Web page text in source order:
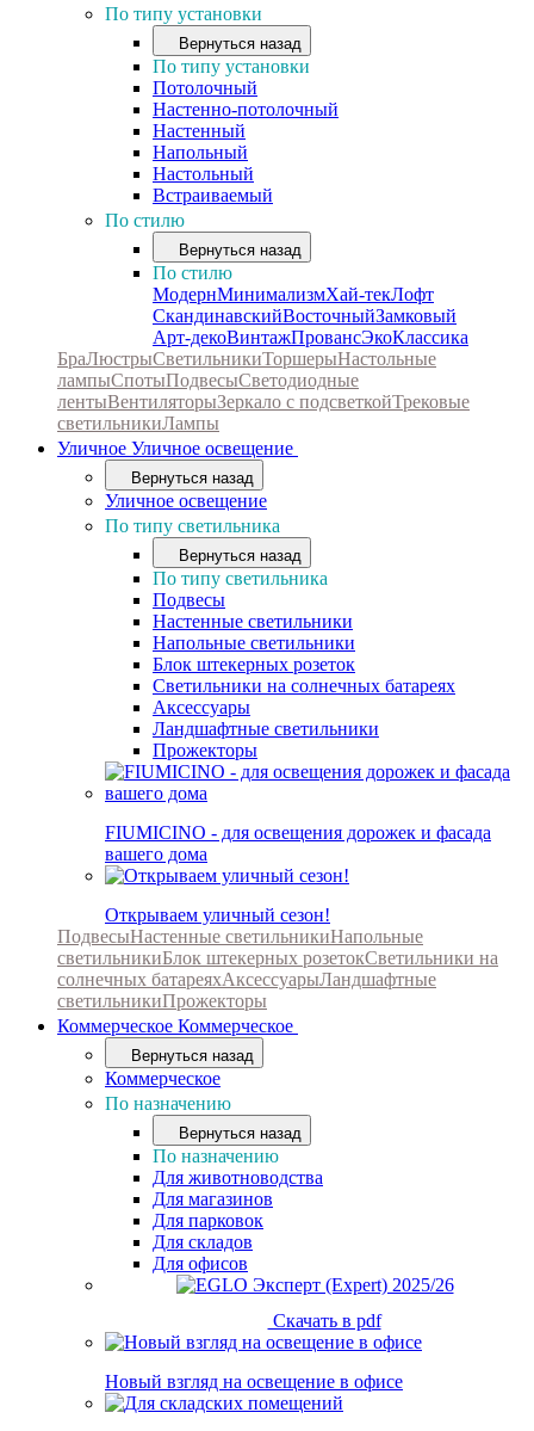
По типу установки
Вернуться назад
По типу установки
Потолочный
Настенно-потолочный
Настенный
Напольный
Настольный
Встраиваемый
По стилю
Вернуться назад
По стилю
МодернМинимализмХай-текЛофт
СкандинавскийВосточныйЗамковый
Арт-декоВинтажПровансЭкоКлассика
БраЛюстрыСветильникиТоршерыНастольные
лампыСпотыПодвесыСветодиодные
лентыВентиляторыЗеркало с подсветкойТрековые
светильникиЛампы
Уличное Уличное освещение
Вернуться назад
Уличное освещение
По типу светильника
Вернуться назад
По типу светильника
Подвесы
Настенные светильники
Напольные светильники
Блок штекерных розеток
Светильники на солнечных батареях
Аксессуары
Ландшафтные светильники
Прожекторы
FIUMICINO - для освещения дорожек и фасада
вашего дома
Открываем уличный сезон!
ПодвесыНастенные светильникиНапольные
светильникиБлок штекерных розетокСветильники на
солнечных батареяхАксессуарыЛандшафтные
светильникиПрожекторы
Коммерческое Коммерческое
Вернуться назад
Коммерческое
По назначению
Вернуться назад
По назначению
Для животноводства
Для магазинов
Для парковок
Для складов
Для офисов
Скачать в pdf
Новый взгляд на освещение в офисе